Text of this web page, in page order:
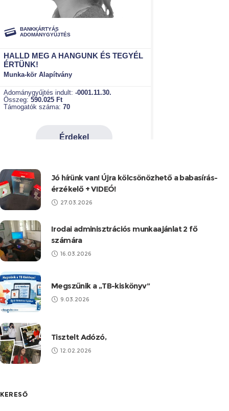
Jó hírünk van! Újra kölcsönözhető a babasírás-
érzékelő + VIDEÓ!
27.03.2026
Irodai adminisztrációs munkaajánlat 2 fő
számára
16.03.2026
Megszűnik a „TB-kiskönyv”
9.03.2026
Tisztelt Adózó,
12.02.2026
KERESŐ